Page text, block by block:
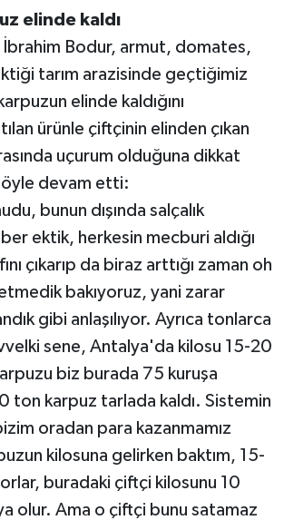
elinde kaldı
İbrahim Bodur, armut, domates,
tarım arazisinde geçtiğimiz
elinde kaldığını
ürünle çiftçinin elinden çıkan
uçurum olduğuna dikkat
devam etti:
bunun dışında salçalık
ektik, herkesin mecburi aldığı
çıkarıp da biraz arttığı zaman oh
bakıyoruz, yani zarar
gibi anlaşılıyor. Ayrıca tonlarca
sene, Antalya'da kilosu 15-20
biz burada 75 kuruşa
ton karpuz tarlada kaldı. Sistemin
oradan para kazanmamız
kilosuna gelirken baktım, 15-
buradaki çiftçi kilosunu 10
olur. Ama o çiftçi bunu satamaz